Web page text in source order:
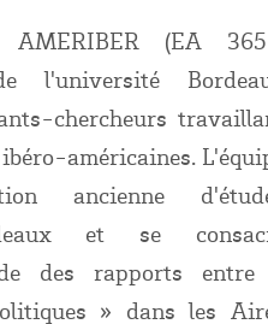
AMERIBER (EA
l'université
chercheurs
américaines.
ancienne
et se
des rapports
» dans les